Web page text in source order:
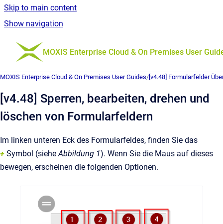
Skip to main content
Show navigation
Go to homepage
MOXIS Enterprise Cloud & On Premises User
MOXIS Enterprise Cloud & On Premises User Guides/ [v4.48] Formularfelder
[v4.48] Sperren, bearbeiten, drehen und
löschen von Formularfeldern
Im linken unteren Eck des Formularfeldes, finden Sie das
+ Symbol (sieheAbbildung 1). Wenn Sie die Maus auf dieses
bewegen, erscheinen die folgenden Optionen.